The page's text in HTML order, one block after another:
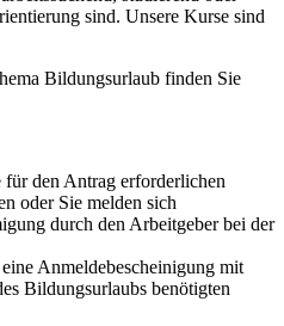
sind. Unsere Kurse sind
Bildungsurlaub finden Sie
den Antrag erforderlichen
oder Sie melden sich
durch den Arbeitgeber bei der
Anmeldebescheinigung mit
Bildungsurlaubs benötigten